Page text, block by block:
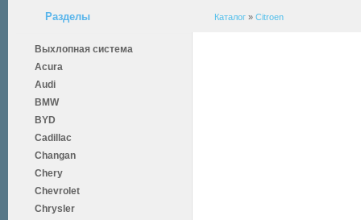
Разделы
Выхлопная система
Acura
Audi
BMW
BYD
Cadillac
Changan
Chery
Chevrolet
Chrysler
Каталог » Citroen